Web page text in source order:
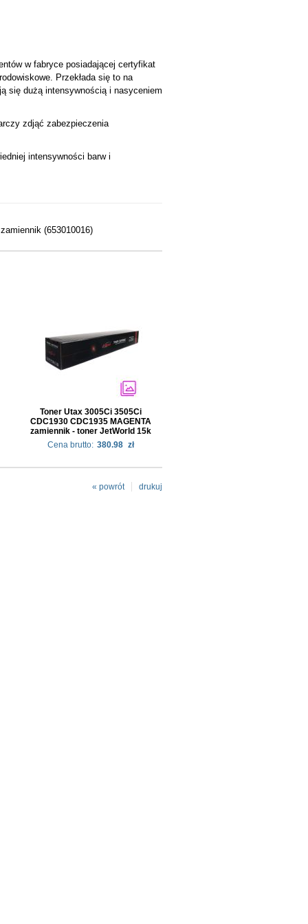
w fabryce posiadającej certyfikat
Przekłada się to na
się dużą intensywnością i nasyceniem
zdjąć zabezpieczenia
intensywności barw i
(653010016)
Toner Utax 3005Ci 3505Ci
CDC1930 CDC1935 MAGENTA
zamiennik - toner JetWorld 15k
Cena brutto: 380.98 zł
drukuj
« powrót